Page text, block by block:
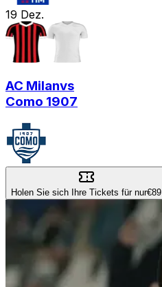
19 Dez.
AC Milanvs
Como 1907
Holen Sie sich Ihre Tickets für nur€89